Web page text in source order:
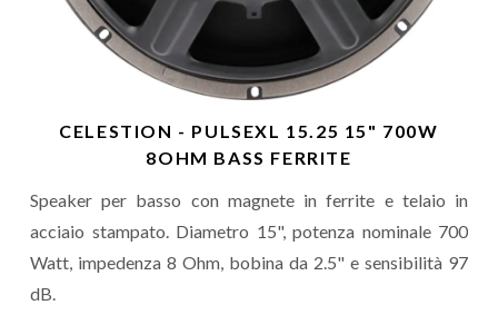
CELESTION - PULSEXL 15.25 15" 700W
8OHM BASS FERRITE
Speaker per basso con magnete in ferrite e telaio in
acciaio stampato. Diametro 15", potenza nominale 700
Watt, impedenza 8 Ohm, bobina da 2.5" e sensibilità 97
dB.